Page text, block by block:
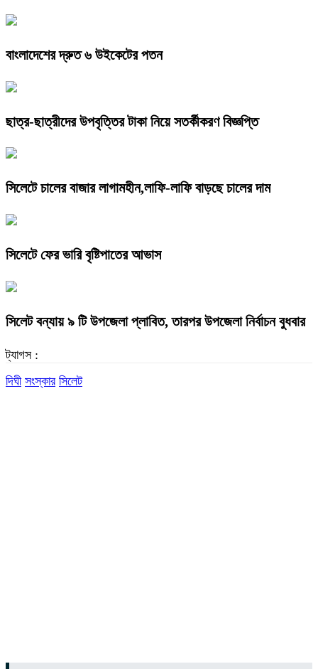
বাংলাদেশের দ্রুত ৬ উইকেটের পতন
ছাত্র-ছাত্রীদের উপবৃত্তির টাকা নিয়ে সতর্কীকরণ বিজ্ঞপ্তি
সিলেটে চালের বাজার লাগামহীন,লাফি-লাফি বাড়ছে চালের দাম
সিলেটে ফের ভারি বৃষ্টিপাতের আভাস
সিলেট বন্যায় ৯ টি উপজেলা প্লাবিত, তারপর উপজেলা নির্বাচন বুধবার
ট্যাগস :
দিঘী সংস্কার সিলেট